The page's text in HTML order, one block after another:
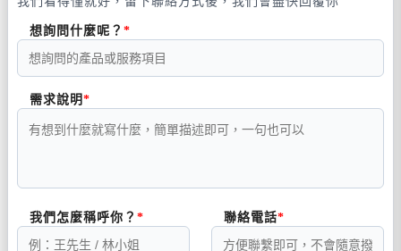
想詢問什麼呢？
需求說明
我們怎麼稱呼你？ 聯絡電話